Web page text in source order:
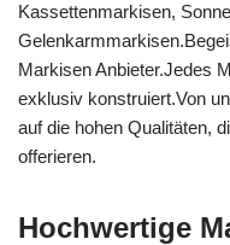
Kassettenmarkisen,
Markisen Anbieter.Jedes
exklusiv konstruiert.Von
auf die hohen Qualitäten,
offerieren.
Hochwertige